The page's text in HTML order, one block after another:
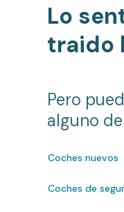
Lo
traido
Pero
alguno
Coches nuevos
Coches de